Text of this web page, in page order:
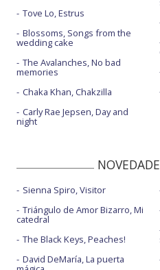
Tove Lo, Estrus
Blossoms, Songs from the
wedding cake
The Avalanches, No bad
memories
Chaka Khan, Chakzilla
Carly Rae Jepsen, Day and
night
Sienna Spiro, Visitor
Triángulo de Amor Bizarro, Mi
catedral
The Black Keys, Peaches!
David DeMaría, La puerta